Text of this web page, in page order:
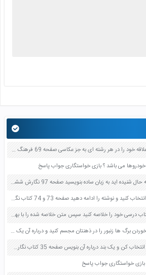
یکی از هنرمندان معاصر مورد علاقه خود را در هر رشته ای به جز عکاسی صفحه 69 فرهنگ و هنر نهم
می باشد ؟ بازی خواستگاری جواب پاسخ
یکی از حکایت هایی را که تا به حال شنیده اید به زبان ساده بنویسید صفحه 97 نگارش ششم دبستان
یکی از متن های ناتمام زیر را انتخاب کنید و نوشته را ادامه دهید صفحه 73 و 74 کتاب نگارش فارسی پنجم دبستان
یکی از درس های مندرج در کتاب درسی خود را خلاصه کنید سپس متن خلاصه شده را با بهره گیری از روش های دسته بندی نمودار جدول نقشه مفهومی نشان دهید صفحه 118 نگارش یازدهم
یکی از صدا های آبشار به هم خوردن برگ ها زنبور را در ذهنتان مجسم کنید و درباره آن یک بند بنویسید صفحه 11 نگارش پنجم
یکی از دو موضوع را به دلخواه انتخاب کن و یک بند درباره آن بنویس صفحه 35 کتاب نگارش فارسی سوم
بازی خواستگاری جواب پاسخ